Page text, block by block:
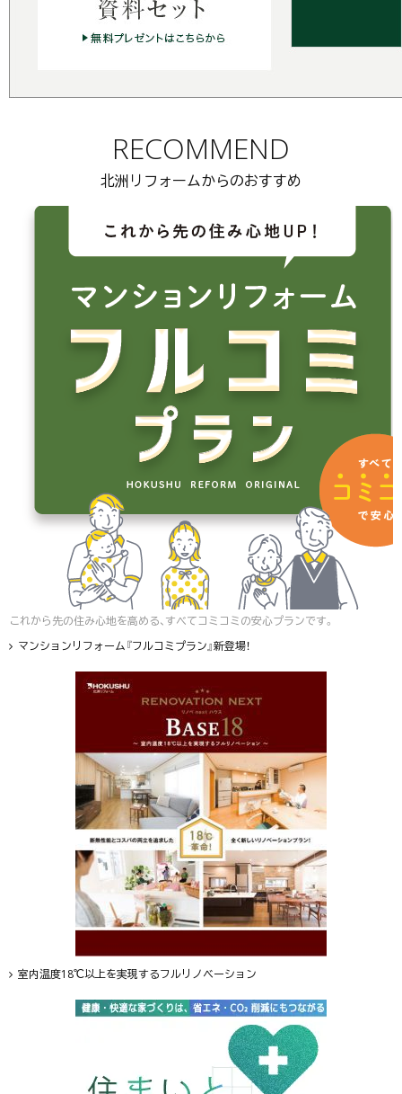
RECOMMEND
北洲リフォームからのおすすめ
これから先の住み心地を高める、すべてコミコミの安心プランです。
マンションリフォーム『フルコミプラン』新登場！
室内温度18℃以上を実現するフルリノベーション